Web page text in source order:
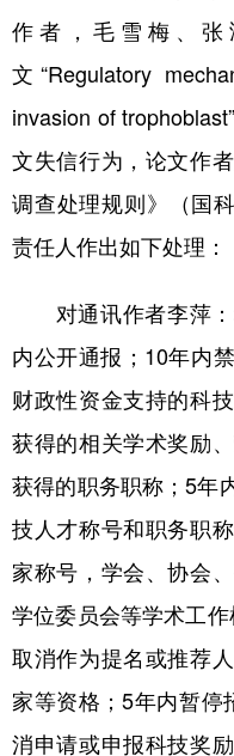
广东 广西
四川 贵州
陕西 甘肃
English Español
Русский язык
作者，毛雪梅、
文“Regulatory
invasion of
文失信行为，论文作
调查处理规则》（国
责任人作出如下处理：
对通讯作者李萍：
内公开通报；10年内
财政性资金支持的科
获得的相关学术奖励
获得的职务职称；5年
技人才称号和职务职
家称号，学会、协会
学位委员会等学术工
取消作为提名或推荐
家等资格；5年内暂停
消申请或申报科技奖